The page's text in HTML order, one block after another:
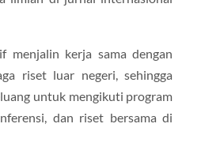
menjalin kerja sama dengan
riset luar negeri, sehingga
untuk mengikuti program
dan riset bersama di